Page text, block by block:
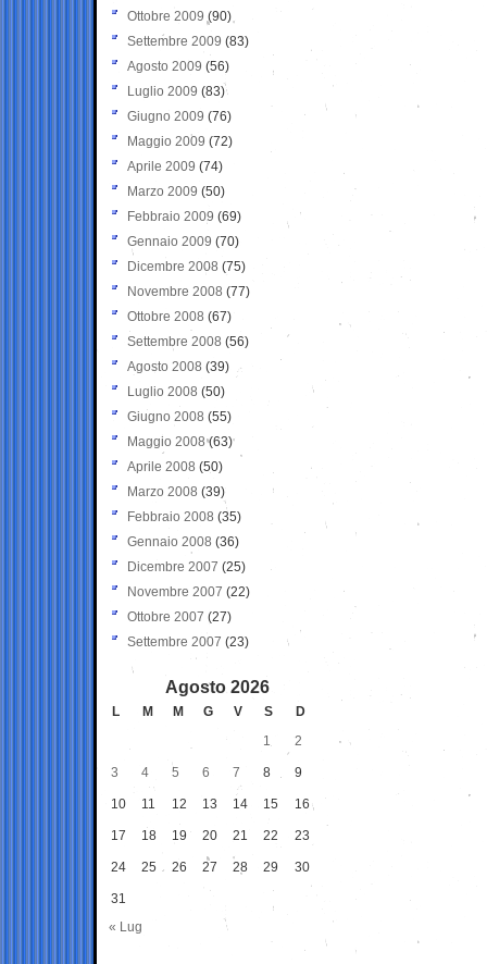
Ottobre 2009 (90)
Settembre 2009 (83)
Agosto 2009 (56)
Luglio 2009 (83)
Giugno 2009 (76)
Maggio 2009 (72)
Aprile 2009 (74)
Marzo 2009 (50)
Febbraio 2009 (69)
Gennaio 2009 (70)
Dicembre 2008 (75)
Novembre 2008 (77)
Ottobre 2008 (67)
Settembre 2008 (56)
Agosto 2008 (39)
Luglio 2008 (50)
Giugno 2008 (55)
Maggio 2008(63)
Aprile 2008 (50)
Marzo 2008 (39)
Febbraio 2008 (35)
Gennaio 2008 (36)
Dicembre 2007 (25)
Novembre 2007 (22)
Ottobre 2007 (27)
Settembre 2007 (23)
Agosto 2026
L M M G V S
D
1
2
3 4 5 6 7 8 9
10 11 12 13 14 15 16
17 18 19 20 21 22 23
24 25 26 27 28 29 30
31
« Lug